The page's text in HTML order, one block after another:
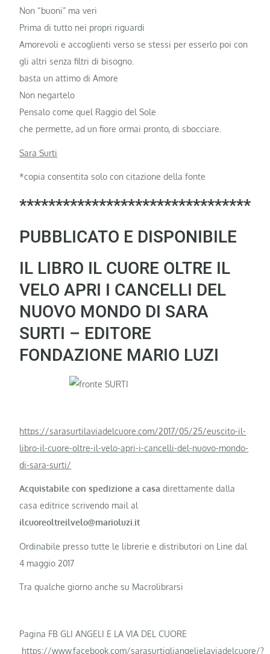
Non “buoni” ma veri
Prima di tutto nei propri riguardi
Amorevoli e accoglienti verso se stessi per esserlo poi con
gli altri senza filtri di bisogno.
basta un attimo di Amore
Non negartelo
Pensalo come quel Raggio del Sole
che permette, ad un fiore ormai pronto, di sbocciare.
Sara Surti
*copia consentita solo con citazione della fonte
********************************
PUBBLICATO E DISPONIBILE
IL LIBRO IL CUORE OLTRE IL
VELO APRI I CANCELLI DEL
NUOVO MONDO DI SARA
SURTI – EDITORE
FONDAZIONE MARIO LUZI
https://sarasurtilaviadelcuore.com/2017/05/25/euscito-il-
libro-il-cuore-oltre-il-velo-apri-i-cancelli-del-nuovo-mondo-
di-sara-surti/
Acquistabile con spedizione a casa direttamente dalla
casa editrice scrivendo mail al
ilcuoreoltreilvelo@marioluzi.it
Ordinabile presso tutte le librerie e distributori on Line dal
4 maggio 2017
Tra qualche giorno anche su Macrolibrarsi
Pagina FB GLI ANGELI E LA VIA DEL CUORE
https://www.facebook.com/sarasurtigliangelielaviadelcuore/?